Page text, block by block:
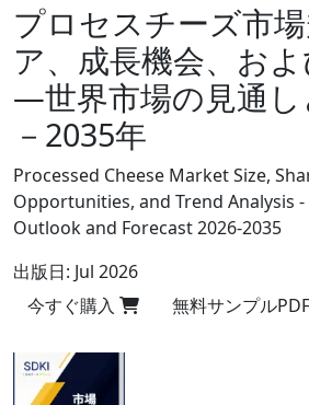
プロセスチーズ市
ア、成長機会、お
―世界市場の見通し
－2035年
Processed Cheese Market Size,
Opportunities, and Trend Analysis
Outlook and Forecast 2026-2035
出版日: Jul 2026
今すぐ購入
無料サンプルPDF